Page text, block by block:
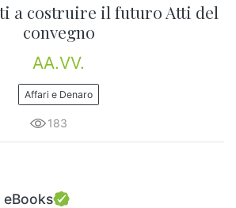
a costruire il futuro Atti del
convegno
AA.VV.
Affari e Denaro
183